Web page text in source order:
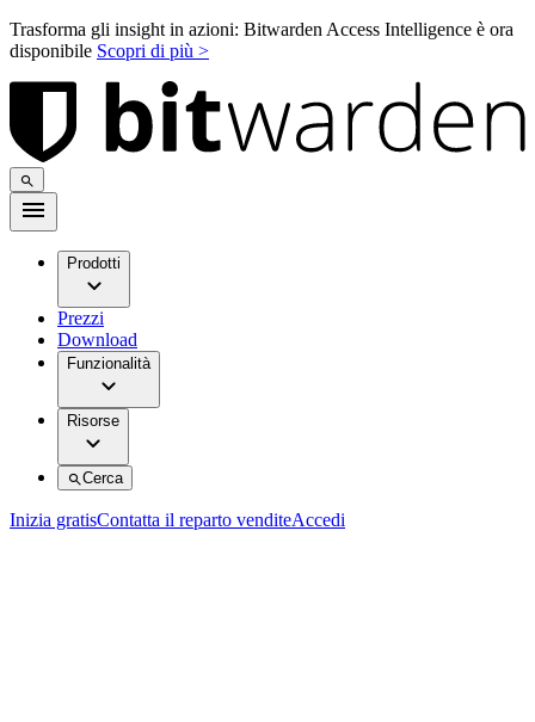
Trasforma gli insight in azioni: Bitwarden Access Intelligence è ora
disponibile Scopri di più >
Prodotti
Prezzi
Download
Funzionalità
Risorse
Cerca
Inizia gratisContatta il reparto venditeAccedi